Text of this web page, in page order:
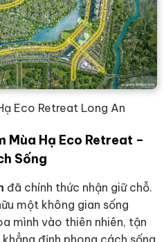
Eco Retreat Long An
Mùa Hạ Eco Retreat –
Sống
đã chính thức nhận giữ chỗ.
một không gian sống
mình vào thiên nhiên, tận